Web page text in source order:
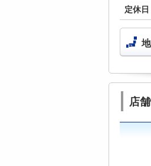
定休日
店